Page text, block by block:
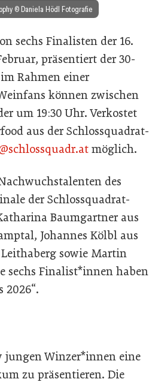
© Daniela Hödl Fotografie
sechs Finalisten der 16.
präsentiert der 30-
Rahmen einer
können zwischen
um 19:30 Uhr. Verkostet
aus der Schlossquadrat-
möglich.
des
der Schlossquadrat-
Baumgartner aus
Johannes Kölbl aus
sowie Martin
sechs Finalist*innen haben
2026“.
jungen Winzer*innen eine
zu präsentieren. Die